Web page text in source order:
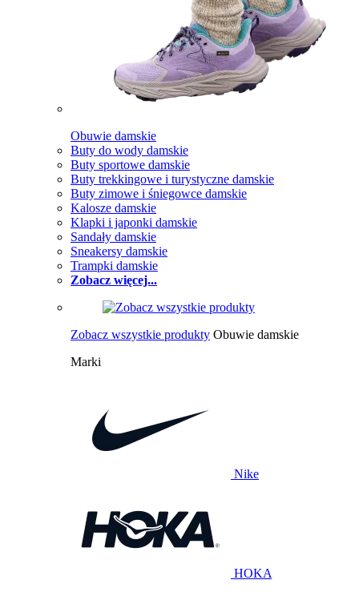
Obuwie damskie
Buty do wody damskie
Buty sportowe damskie
Buty trekkingowe i turystyczne damskie
Buty zimowe i śniegowce damskie
Kalosze damskie
Klapki i japonki damskie
Sandały damskie
Sneakersy damskie
Trampki damskie
Zobacz więcej...
Zobacz wszystkie produkty Obuwie damskie
Marki
Nike
HOKA